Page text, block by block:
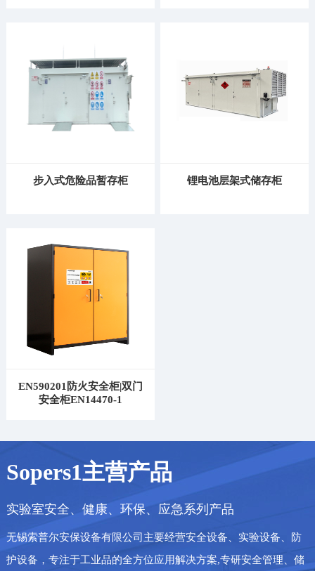
步入式危险品暂存柜 锂电池层架式储存柜
EN590201防火安全柜|双门
安全柜EN14470-1
Sopers1主营产品
实验室安全、健康、环保、应急系列产品
无锡索普尔安保设备有限公司主要经营安全设备、实验设备、防
护设备，专注于工业品的全方位应用解决方案,专研安全管理、储